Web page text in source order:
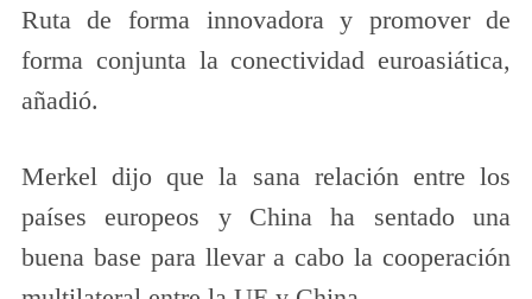
Ruta de forma innovadora y promover de
forma conjunta la conectividad euroasiática,
añadió.
Merkel dijo que la sana relación entre los
países europeos y China ha sentado una
buena base para llevar a cabo la cooperación